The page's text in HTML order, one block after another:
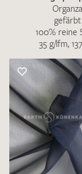
Organza
gefärbt
100% reine
35 g/lfm,